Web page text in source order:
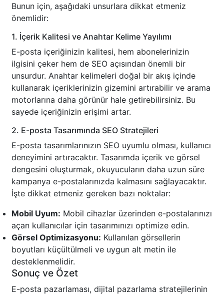
Bunun için, aşağıdaki unsurlara dikkat etmeniz
önemlidir:
1. İçerik Kalitesi ve Anahtar Kelime Yayılımı
E-posta içeriğinizin kalitesi, hem abonelerinizin
ilgisini çeker hem de SEO açısından önemli bir
unsurdur. Anahtar kelimeleri doğal bir akış içinde
kullanarak içeriklerinizin gizemini artırabilir ve arama
motorlarına daha görünür hale getirebilirsiniz. Bu
sayede içeriğinizin erişimi artar.
2. E-posta Tasarımında SEO Stratejileri
E-posta tasarımlarınızın SEO uyumlu olması, kullanıcı
deneyimini artıracaktır. Tasarımda içerik ve görsel
dengesini oluşturmak, okuyucuların daha uzun süre
kampanya e-postalarınızda kalmasını sağlayacaktır.
İşte dikkat etmeniz gereken bazı noktalar:
Mobil Uyum: Mobil cihazlar üzerinden e-postalarınızı
açan kullanıcılar için tasarımınızı optimize edin.
Görsel Optimizasyonu: Kullanılan görsellerin
boyutları küçültülmeli ve uygun alt metin ile
desteklenmelidir.
Sonuç ve Özet
E-posta pazarlaması, dijital pazarlama stratejilerinin